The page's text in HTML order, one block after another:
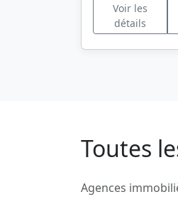
Voir les
détails
Toutes
Agences